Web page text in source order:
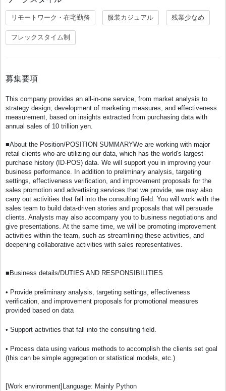
リモートワーク・在宅勤務 服装カジュアル 残業少なめ
フレックスタイム制
募集要項
This company provides an all-in-one service, from market analysis to
strategy design, development of marketing measures, and effectiveness
measurement, based on insights extracted from purchasing data with
annual sales of 10 trillion yen.
■About the Position/POSITION SUMMARYWe are working with major
retail clients who are utilizing our data, which has the world's largest
purchase history (ID-POS) data. We will support you in improving your
business performance. In addition to preliminary analysis, targeting
settings, effectiveness verification, and improvement proposals for the
sales promotion and advertising services that we provide, we may also
carry out activities that fall into the consulting field. You will work with the
sales team to build data-driven stories and proposals that will persuade
clients. Analysts may also accompany you to business negotiations and
give presentations. At the same time, we will be promoting improvement
activities within the team, such as streamlining these activities, and
deepening collaborative activities with sales representatives.
■Business details/DUTIES AND RESPONSIBILITIES
• Provide preliminary analysis, targeting settings, effectiveness
verification, and improvement proposals for promotional measures
provided based on data
• Support activities that fall into the consulting field.
• Process data using various methods to accomplish the clients set goal
(this can be simple aggregation or statistical models, etc.)
[Work environment]Language: Mainly Python